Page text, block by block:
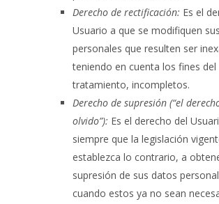
Derecho de rectificación: Es el
Usuario a que se modifiquen
personales que resulten ser
teniendo en cuenta los fines del
tratamiento, incompletos.
Derecho de supresión (“el
olvido”): Es el derecho del
siempre que la legislación
establezca lo contrario, a
supresión de sus datos
cuando estos ya no sean